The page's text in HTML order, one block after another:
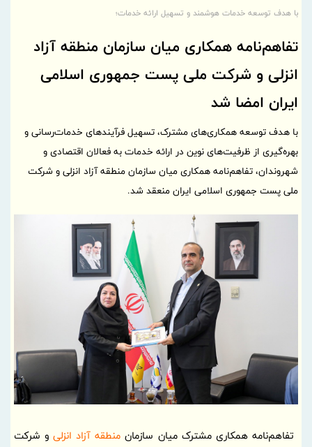
با هدف توسعه خدمات هوشمند و تسهیل ارائه خدمات؛
تفاهم‌نامه همكاری میان سازمان منطقه آزاد
انزلی و شركت ملی پست جمهوری اسلامی
ایران امضا شد
با هدف توسعه همکاری‌های مشترک، تسهیل فرآیندهای خدمات‌رسانی و
بهره‌گیری از ظرفیت‌های نوین در ارائه خدمات به فعالان اقتصادی و
شهروندان، تفاهم‌نامه همکاری میان سازمان منطقه آزاد انزلی و شرکت
ملی پست جمهوری اسلامی ایران منعقد شد.
تفاهم‌نامه همکاری مشترک میان سازمان منطقه آزاد انزلیو شرکت